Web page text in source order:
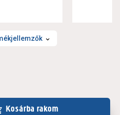
Kosárba rakom